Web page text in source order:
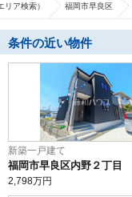
リア検索） 福岡市早良区
条件の近い物件
新築一戸建て
福岡市早良区内野２丁目
2,798万円